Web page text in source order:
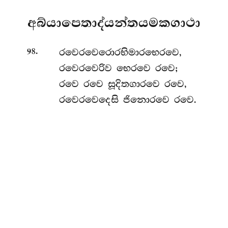
අබ්යාපෙතාද්යන්තයමකගාථා
98.
රවෙරවෙරොරභිමාරභෙරවෙ,
රවෙරවෙරිව භෙරවෙ රවෙ;
රවෙ රවෙ සූදිතගාරවෙ රවෙ,
රවෙරවෙදෙසි ජිනොරවෙ රවෙ.